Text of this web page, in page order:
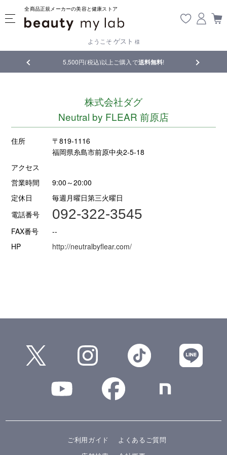
全商品正規メーカーの美容と健康ストア
ようこそ ゲスト 様
5,500円(税込)以上ご購入で送料無料! 【重要】
株式会社ダグ
Neutral by FLEAR 前原店
住所
〒819-1116
福岡県糸島市前原中央2-5-18
アクセス
営業時間
9:00～20:00
定休日
毎週月曜日第三火曜日
電話番号
092-322-3545
FAX番号
--
HP
http://neutralbyflear.com/
ご利用ガイド
よくあるご質問